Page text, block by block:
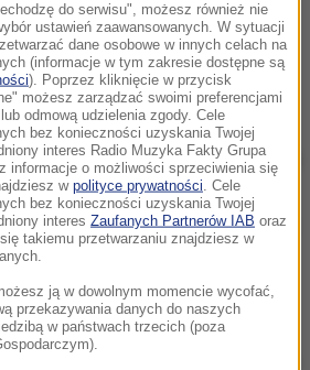
PŚ jest drugi, a do
Ryoyu Kobayashiego
jest Kamil Stoch, który w
zdobył swoje pierwsze
świata w lotach. Trzykrotny
drugi indywidualnie oraz trzeci z
Piotr Żyła i Dawid Kubacki,
Polski uzupełniają Stefan Hula,
do serwisu", możesz również nie
ustawień zaawansowanych. W sytuacji
dane osobowe w innych celach na
(informacje w tym zakresie dostępne są
). Poprzez kliknięcie w przycisk
możesz zarządzać swoimi preferencjami
odmową udzielenia zgody. Cele
bez konieczności uzyskania Twojej
interes Radio Muzyka Fakty Grupa
informacje o możliwości sprzeciwienia się
w polityce prywatności . Cele
bez konieczności uzyskania Twojej
interes Zaufanych Partnerów IAB oraz
takiemu przetwarzaniu znajdziesz w
ją w dowolnym momencie wycofać,
przekazywania danych do naszych
w państwach trzecich (poza